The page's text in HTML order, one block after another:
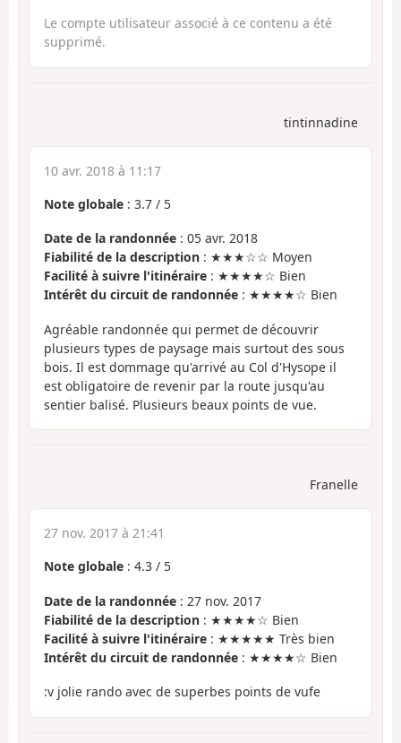
Le compte utilisateur associé à ce contenu a été
supprimé.
tintinnadine
10 avr. 2018 à 11:17
Note globale : 3.7 / 5
Date de la randonnée : 05 avr. 2018
Fiabilité de la description : ★★★☆☆ Moyen
Facilité à suivre l'itinéraire : ★★★★☆ Bien
Intérêt du circuit de randonnée : ★★★★☆ Bien
Agréable randonnée qui permet de découvrir
plusieurs types de paysage mais surtout des sous
bois. Il est dommage qu'arrivé au Col d'Hysope il
est obligatoire de revenir par la route jusqu'au
sentier balisé. Plusieurs beaux points de vue.
Franelle
27 nov. 2017 à 21:41
Note globale : 4.3 / 5
Date de la randonnée : 27 nov. 2017
Fiabilité de la description : ★★★★☆ Bien
Facilité à suivre l'itinéraire : ★★★★★ Très bien
Intérêt du circuit de randonnée : ★★★★☆ Bien
:v jolie rando avec de superbes points de vufe